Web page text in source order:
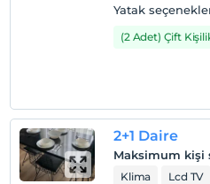
Evcil hayvan kabul
Çocuklar
2 yaşına kadar olan bebekler
Her bir oda için 1. çocuk 12
Her bir oda için 2. çocuk 12
Yatak
(2 Adet) Çift
2+1 Daire
Maksimum kişi
Klima Lcd TV